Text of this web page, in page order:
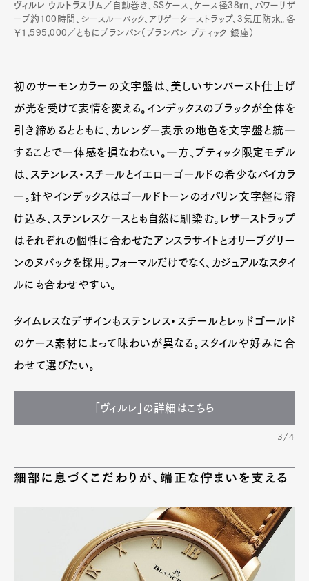
ヴィルレ ウルトラスリム／ 自動巻き、SSケース、ケース径38㎜、パワーリザ
ーブ約100時間、シースルーバック、アリゲーターストラップ、3気圧防水。各
￥1,595,000／ともにブランパン（ブランパン ブティック 銀座）
初のサーモンカラーの文字盤は、美しいサンバースト仕上げ
が光を受けて表情を変える。インデックスのブラックが全体を
引き締めるとともに、カレンダー表示の地色を文字盤と統一
することで一体感を損なわない。一方、ブティック限定モデル
は、ステンレス・スチールとイエローゴールドの希少なバイカラ
ー。針やインデックスはゴールドトーンのオパリン文字盤に溶
け込み、ステンレスケースとも自然に馴染む。レザーストラップ
はそれぞれの個性に合わせたアンスラサイトとオリーブグリー
ンのヌバックを採用。フォーマルだけでなく、カジュアルなスタイ
ルにも合わせやすい。
タイムレスなデザインもステンレス・スチールとレッドゴールド
のケース素材によって味わいが異なる。スタイルや好みに合
わせて選びたい。
「ヴィルレ」の詳細はこちら
3/4
細部に息づくこだわりが、端正な佇まいを支える